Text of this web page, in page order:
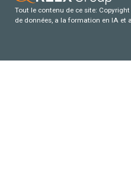
Tout le contenu de ce site:
de données, a la formation en IA et